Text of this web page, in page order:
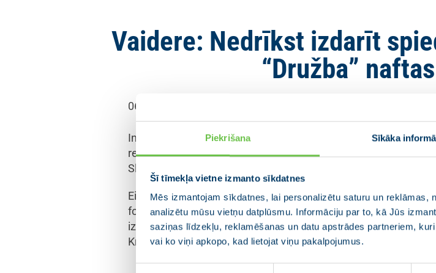
Piekrišana Sīkāka
Šī tīmekļa vietne izmanto sīkdatnes
Mēs izmantojam sīkdatnes, lai personalizētu saturu un reklāmas,
analizētu mūsu vietņu datplūsmu. Informāciju par to, kā Jūs
saziņas līdzekļu, reklamēšanas un datu apstrādes partneriem,
vai ko viņi apkopo, kad lietojat viņu pakalpojumus.
Vaidere: Nedrīkst izdarīt
“Družba”
06.03.2026
Inese Vaidere vēstulē Eiropas Komisijas priekšsēdētājai
remontēt vai atjaunot naftas cauruļvadu “Družba”, kas
Slovākiju.
Eiropas Parlamenta deputāte Inese Vaidere (ETP grupa)
fon der Leienai un ES enerģētikas un mājokļu komisāram
izdarīt ne tiešu, ne netiešu spiedienu remontēt vai atjaunot
Krievijas naftu uz Ungāriju un Slovākiju.